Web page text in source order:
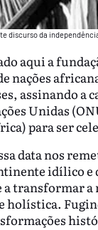
discurso da
aqui a
nações
assinando a
Unidas
para ser
data nos
idílico e
transformar a
holística.